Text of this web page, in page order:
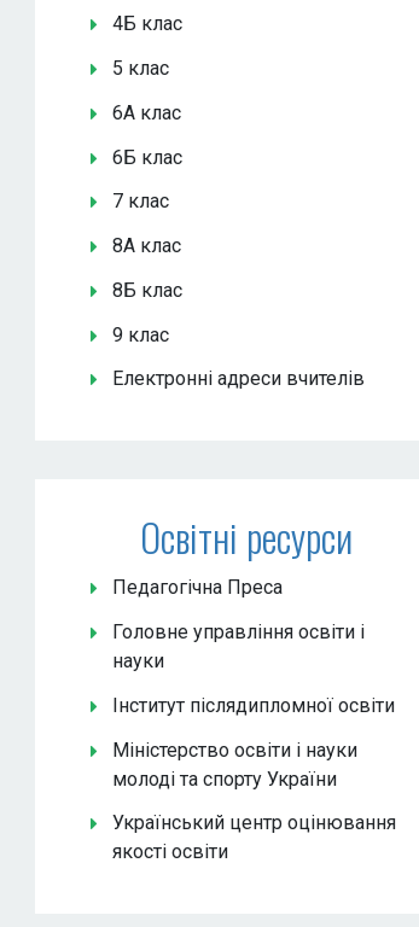
4Б клас
5 клас
6А клас
6Б клас
7 клас
8А клас
8Б клас
9 клас
Електронні адреси вчителів
Освітні ресурси
Педагогічна Преса
Головне управління освіти і
науки
Інститут післядипломної освіти
Міністерство освіти і науки
молоді та спорту України
Український центр оцінювання
якості освіти